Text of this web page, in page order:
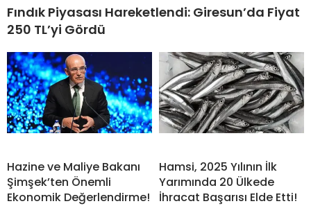
Fındık Piyasası Hareketlendi: Giresun’da Fiyat
250 TL’yi Gördü
Hazine ve Maliye Bakanı
Şimşek’ten Önemli
Ekonomik Değerlendirme!
Hamsi, 2025 Yılının İlk
Yarımında 20 Ülkede
İhracat Başarısı Elde Etti!